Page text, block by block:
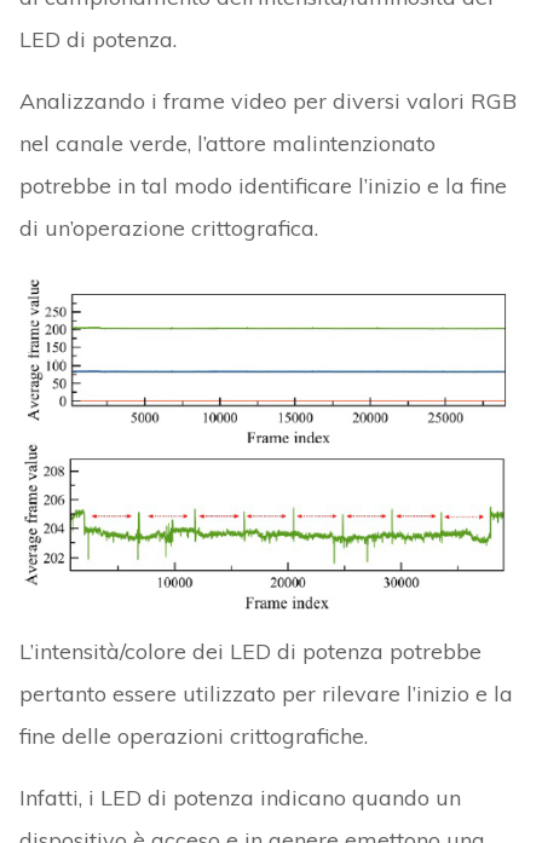
LED di potenza.
Analizzando i frame video per diversi valori RGB
nel canale verde, l’attore malintenzionato
potrebbe in tal modo identificare l’inizio e la fine
di un’operazione crittografica.
L’intensità/colore dei LED di potenza potrebbe
pertanto essere utilizzato per rilevare l’inizio e la
fine delle operazioni crittografiche.
Infatti, i LED di potenza indicano quando un